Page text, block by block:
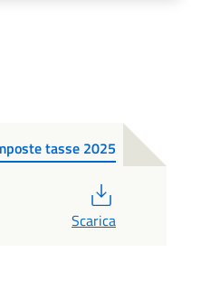
tasse 2025
Scarica